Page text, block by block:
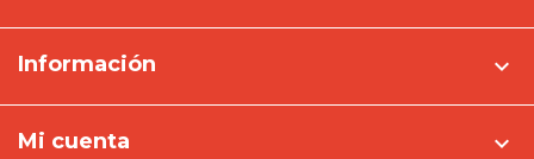
Información 
Mi cuenta 